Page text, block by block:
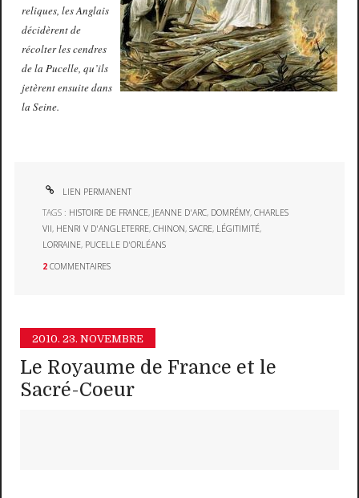
reliques, les Anglais
décidèrent de
récolter les cendres
de la Pucelle, qu’ils
jetèrent ensuite dans
la Seine.
LIEN PERMANENT
TAGS : HISTOIRE DE FRANCE, JEANNE D'ARC, DOMRÉMY,CHARLES
VII, HENRI V D'ANGLETERRE,CHINON,SACRE, LÉGITIMITÉ,
LORRAINE, PUCELLE D'ORLÉANS
2 COMMENTAIRES
2010. 23. NOVEMBRE
Le Royaume de France et le
Sacré-Coeur